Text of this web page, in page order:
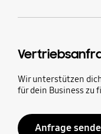
Wir unterstützen
für dein Business zu
Anfrage